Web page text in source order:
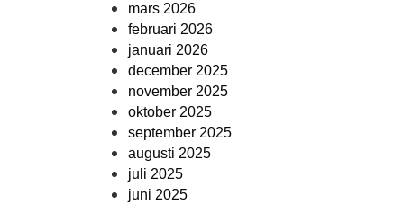
mars 2026
februari 2026
januari 2026
december 2025
november 2025
oktober 2025
september 2025
augusti 2025
juli 2025
juni 2025